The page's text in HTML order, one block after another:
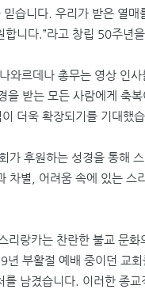
믿습니다 우리가 받은 열매
합니다 .”라고 창립 50주년
와르데나 총무는 영상 인사
을 받는 모든 사람에게 축복
더욱 확장되기를 기대했
가 후원하는 성경을 통해
차별 어려움 속에 있는 스
리랑카는 찬란한 불교 문화
년 부활절 예배 중이던 교
를 남겼습니다
이러한 종교